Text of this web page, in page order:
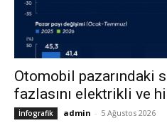
Otomobil pazarındaki
fazlasını elektrikli ve
İnfografik admin - 5 Ağustos 2026